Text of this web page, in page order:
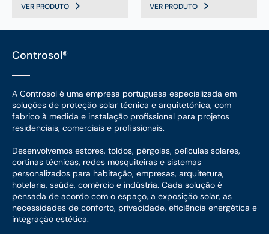
VER PRODUTO VER PRODUTO
Controsol®
A Controsol é uma empresa portuguesa especializada em
soluções de proteção solar técnica e arquitetónica, com
fabrico à medida e instalação profissional para projetos
residenciais, comerciais e profissionais.
Desenvolvemos estores, toldos, pérgolas, películas solares,
cortinas técnicas, redes mosquiteiras e sistemas
personalizados para habitação, empresas, arquitetura,
hotelaria, saúde, comércio e indústria. Cada solução é
pensada de acordo com o espaço, a exposição solar, as
necessidades de conforto, privacidade, eficiência energética e
integração estética.